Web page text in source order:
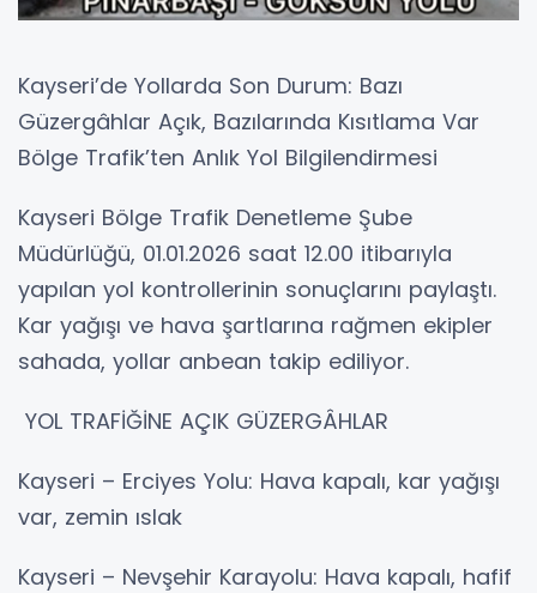
Kayseri’de Yollarda Son Durum: Bazı
Güzergâhlar Açık, Bazılarında Kısıtlama Var
Bölge Trafik’ten Anlık Yol Bilgilendirmesi
Kayseri Bölge Trafik Denetleme Şube
Müdürlüğü, 01.01.2026 saat 12.00 itibarıyla
yapılan yol kontrollerinin sonuçlarını paylaştı.
Kar yağışı ve hava şartlarına rağmen ekipler
sahada, yollar anbean takip ediliyor.
YOL TRAFİĞİNE AÇIK GÜZERGÂHLAR
Kayseri – Erciyes Yolu: Hava kapalı, kar yağışı
var, zemin ıslak
Kayseri – Nevşehir Karayolu: Hava kapalı, hafif